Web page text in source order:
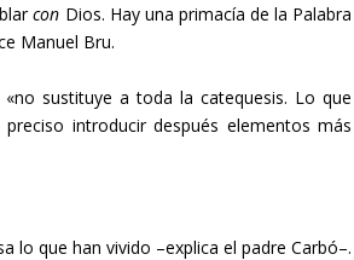
con Dios. Hay una primacía de la Palabra
Manuel Bru.
sustituye a toda la catequesis. Lo que
introducir después elementos más
lo que han vivido –explica el padre Carbó–.